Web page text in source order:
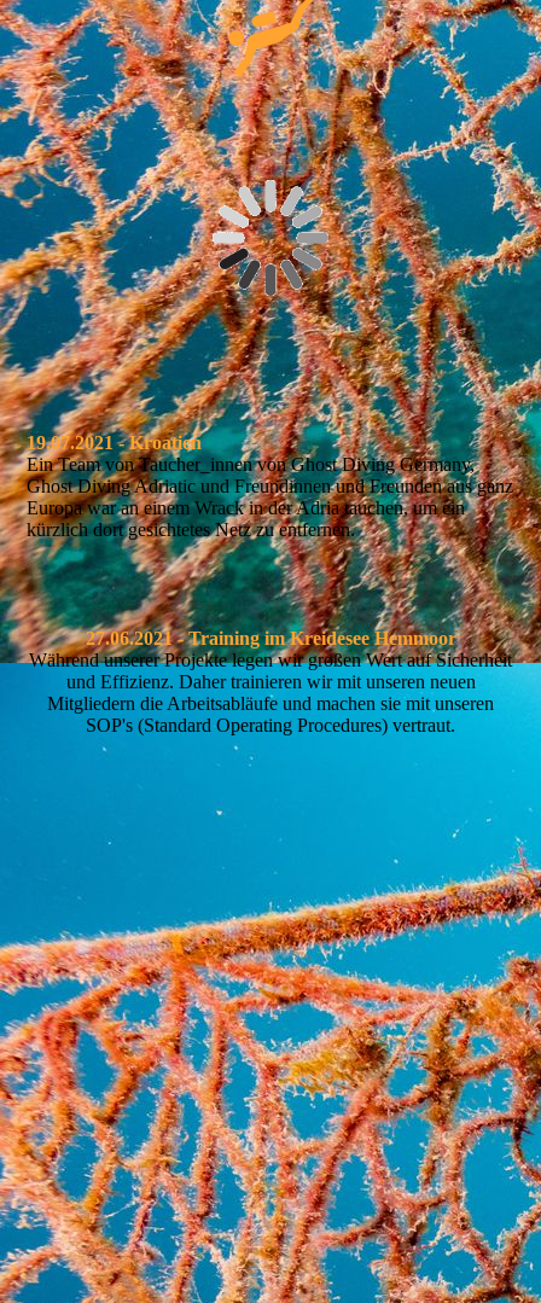
19.07.2021 - Kroatien
Ein Team von Taucher_innen von Ghost Diving Germany,
Ghost Diving Adriatic und Freundinnen und Freunden aus ganz
Europa war an einem Wrack in der Adria tauchen, um ein
kürzlich dort gesichtetes Netz zu entfernen.
27.06.2021 - Training im Kreidesee Hemmoor
Während unserer Projekte legen wir großen Wert auf Sicherheit
und Effizienz. Daher trainieren wir mit unseren neuen
Mitgliedern die Arbeitsabläufe und machen sie mit unseren
SOP's (Standard Operating Procedures) vertraut.